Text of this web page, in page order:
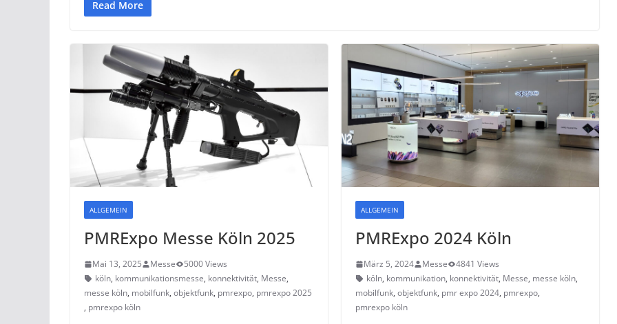
Read More
ALLGEMEIN
PMRExpo Messe Köln 2025
Mai 13, 2025 Messe
5000 Views
köln, kommunikationsmesse, konnektivität, Messe,
messe köln, mobilfunk, objektfunk, pmrexpo, pmrexpo 2025
, pmrexpo köln
ALLGEMEIN
PMRExpo 2024 Köln
März 5, 2024 Messe
4841 Views
köln, kommunikation, konnektivität, Messe, messe köln,
mobilfunk, objektfunk, pmr expo 2024, pmrexpo,
pmrexpo köln